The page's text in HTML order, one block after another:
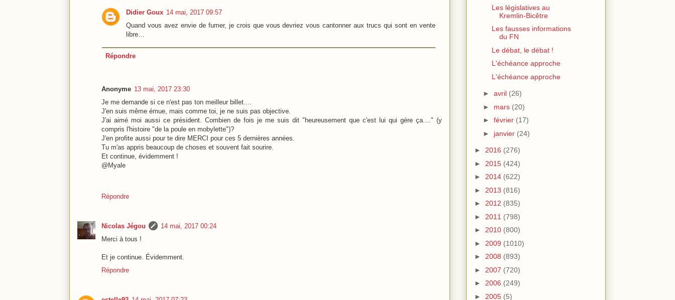
Didier Goux 14 mai, 2017 09:57
Quand vous avez envie de fumer, je crois que vous devriez vous cantonner aux trucs qui sont en vente
libre…
Répondre
Anonyme 13 mai, 2017 23:30
Je me demande si ce n'est pas ton meilleur billet....
J'en suis même émue, mais comme toi, je ne suis pas objective.
J'ai aimé moi aussi ce président. Combien de fois je me suis dit "heureusement que c'est lui qui gère ça...." (y
compris l'histoire "de la poule en mobylette")?
J'en profite aussi pour te dire MERCI pour ces 5 dernières années.
Tu m'as appris beaucoup de choses et souvent fait sourire.
Et continue, évidemment !
@Myale
Répondre
Nicolas Jégou
14 mai, 2017 00:24
Merci à tous !
Et je continue. Évidemment.
Répondre
Les législatives au
Kremlin-Bicêtre
Les fausses informations
du FN
Le débat, le débat !
L'échéance approche
L'échéance approche
► avril (26)
► mars (20)
► février (17)
► janvier (24)
► 2016 (276)
► 2015 (424)
► 2014 (622)
► 2013 (816)
► 2012 (835)
► 2011 (798)
► 2010 (800)
► 2009 (1010)
► 2008 (893)
► 2007 (720)
► 2006 (249)
► 2005 (5)